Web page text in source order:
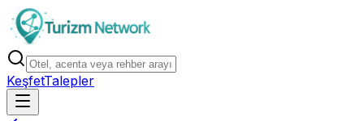
KeşfetTalepler